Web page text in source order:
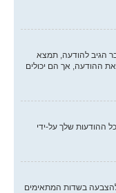
הגיב להודעה, תמצא
ההודעה, אך הם יכולים
ההודעות שלך על-ידי
בשדות המתאימים